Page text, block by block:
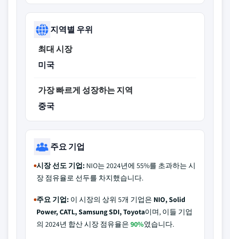
지역별 우위
최대 시장
미국
가장 빠르게 성장하는 지역
중국
주요 기업
시장 선도 기업: NIO는 2024년에 55%를 초과하는 시
장 점유율로 선두를 차지했습니다.
주요 기업: 이 시장의 상위 5개 기업은 NIO, Solid
Power, CATL, Samsung SDI, Toyota이며, 이들 기업
의 2024년 합산 시장 점유율은 90%였습니다.